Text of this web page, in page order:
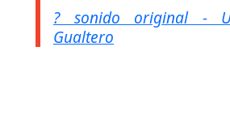
? sonido original -
Gualtero